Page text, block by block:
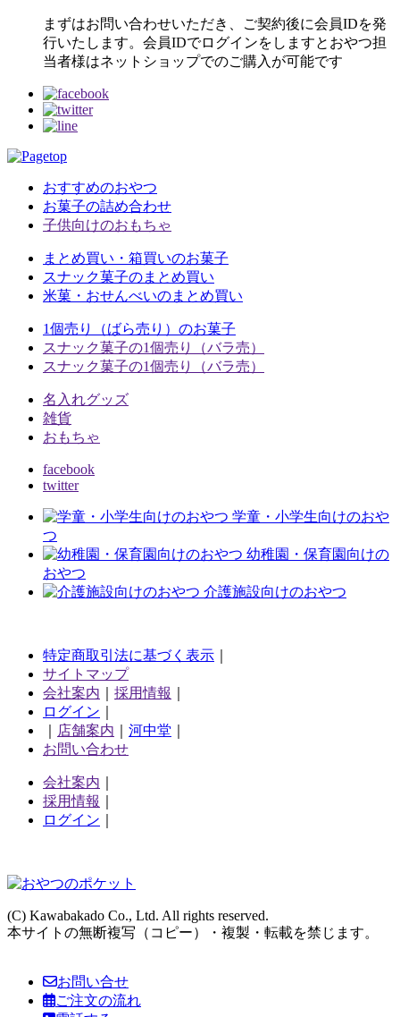
まずはお問い合わせいただき、ご契約後に会員IDを発
行いたします。会員IDでログインをしますとおやつ担
当者様はネットショップでのご購入が可能です
おすすめのおやつ
お菓子の詰め合わせ
子供向けのおもちゃ
まとめ買い・箱買いのお菓子
スナック菓子のまとめ買い
米菓・おせんべいのまとめ買い
1個売り（ばら売り）のお菓子
スナック菓子の1個売り（バラ売）
スナック菓子の1個売り（バラ売）
名入れグッズ
雑貨
おもちゃ
facebook
twitter
学童・小学生向けのおや
つ
幼稚園・保育園向けの
おやつ
介護施設向けのおやつ
特定商取引法に基づく表示
サイトマップ
会社案内
採用情報
ログイン
店舗案内 河中堂
お問い合わせ
会社案内
採用情報
ログイン
(C) Kawabakado Co., Ltd. All rights reserved.
本サイトの無断複写（コピー）・複製・転載を禁じます。
お問い合せ
ご注文の流れ